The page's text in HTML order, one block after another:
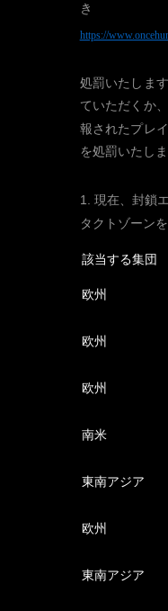
き
https://
処罰いたしま
ていただくか
報されたプレ
を処罰いたしま
1. 現在、封鎖
タクトゾーン
該当する集団
欧州
欧州
欧州
南米
東南アジア
欧州
東南アジア